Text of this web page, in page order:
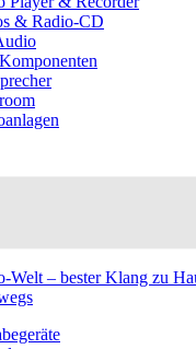
& Radio-CD
Welt – bester Klang zu